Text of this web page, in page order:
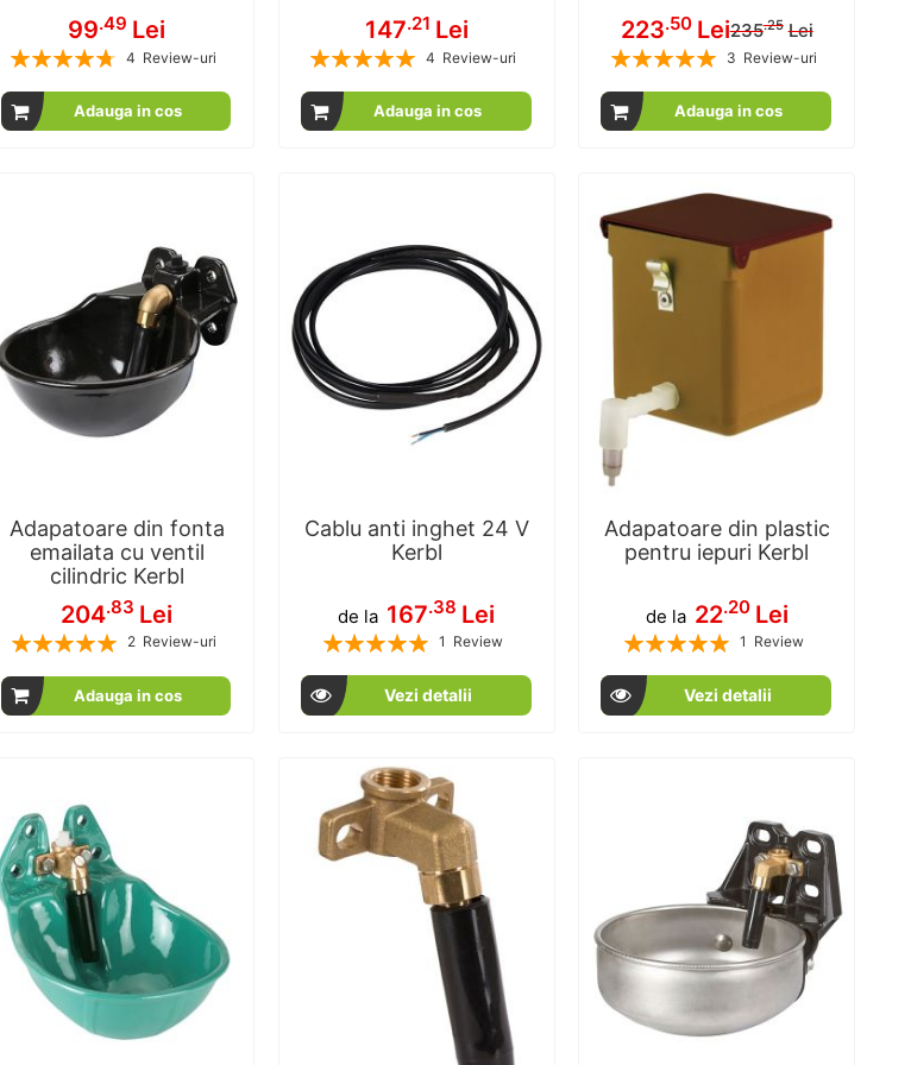
99.49 Lei
Rating:
4 Review-uri
Adauga in cos
147.21 Lei
Rating:
4 Review-uri
Adauga in cos
Pret
special
223.50 Lei235.25 Lei
Rating:
3 Review-uri
Adauga in cos
Adapatoare din fonta
emailata cu ventil
cilindric Kerbl
204.83 Lei
Rating:
2 Review-uri
Adauga in cos
Cablu anti inghet 24 V
Kerbl
de la 167.38 Lei
Rating:
1 Review
Vezi detalii
Adapatoare din plastic
pentru iepuri Kerbl
de la 22.20 Lei
Rating:
1 Review
Vezi detalii